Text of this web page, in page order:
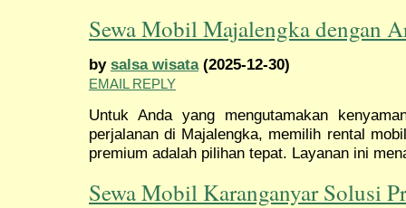
Sewa Mobil Majalengka dengan
by salsa wisata(2025-12-30)
EMAIL REPLY
Untuk Anda yang mengutamakan
perjalanan di Majalengka, memilih rental
premium adalah pilihan tepat. Layanan ini
Sewa Mobil Karanganyar Solusi